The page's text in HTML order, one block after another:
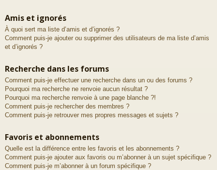
Amis et ignorés
À quoi sert ma liste d’amis et d’ignorés ?
Comment puis-je ajouter ou supprimer des utilisateurs de ma liste d’amis
et d’ignorés ?
Recherche dans les forums
Comment puis-je effectuer une recherche dans un ou des forums ?
Pourquoi ma recherche ne renvoie aucun résultat ?
Pourquoi ma recherche renvoie à une page blanche ?!
Comment puis-je rechercher des membres ?
Comment puis-je retrouver mes propres messages et sujets ?
Favoris et abonnements
Quelle est la différence entre les favoris et les abonnements ?
Comment puis-je ajouter aux favoris ou m’abonner à un sujet spécifique ?
Comment puis-je m’abonner à un forum spécifique ?